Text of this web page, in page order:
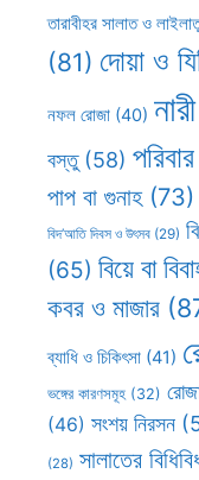
তারাবীহর সালাত ও
(81) দোয়া ও
নফল রোজা (40) নারী
বস্তু(58)
পাপ বা গুনাহ(73)
বিদ’আতি দিবস ও উৎসব (29)
(65) বিয়ে বা
কবর ও মাজার
ব্যাধি ও চিকিৎসা (41)
ভঙ্গের কারণসমূহ (32)
(46) সংশয় নিরসন
(28) সালাতের